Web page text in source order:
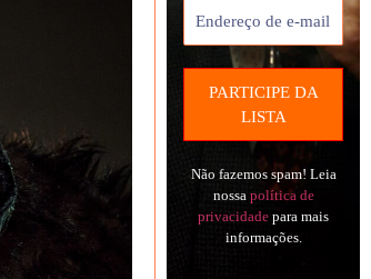
Não fazemos spam! Leia
nossa política de
privacidade para mais
informações.